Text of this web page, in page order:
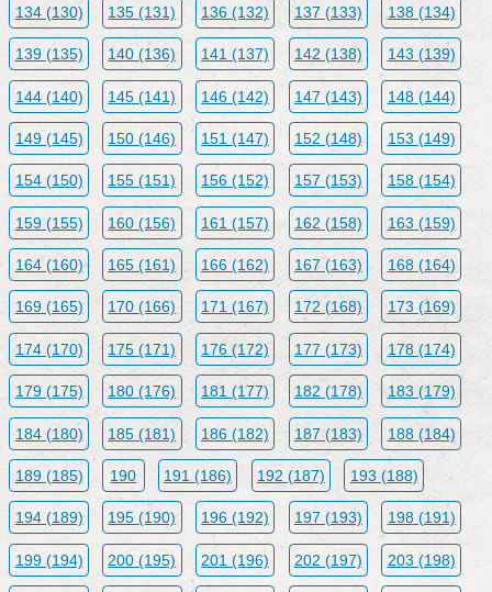
134 (130) 135 (131) 136 (132) 137 (133) 138 (134)
139 (135) 140 (136) 141 (137) 142 (138) 143 (139)
144 (140) 145 (141) 146 (142) 147 (143) 148 (144)
149 (145) 150 (146) 151 (147) 152 (148) 153 (149)
154 (150) 155 (151) 156 (152) 157 (153) 158 (154)
159 (155) 160 (156) 161 (157) 162 (158) 163 (159)
164 (160) 165 (161) 166 (162) 167 (163) 168 (164)
169 (165) 170 (166) 171 (167) 172 (168) 173 (169)
174 (170) 175 (171) 176 (172) 177 (173) 178 (174)
179 (175) 180 (176) 181 (177) 182 (178) 183 (179)
184 (180) 185 (181) 186 (182) 187 (183) 188 (184)
189 (185) 190 191 (186) 192 (187) 193 (188)
194 (189) 195 (190) 196 (192) 197 (193) 198 (191)
199 (194) 200 (195) 201 (196) 202 (197) 203 (198)